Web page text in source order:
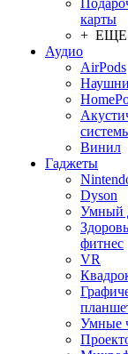
карты
+ ЕЩЕ
Аудио
AirPods
Винил
Гаджеты
Dyson
Умный
фитнес
VR
Умные